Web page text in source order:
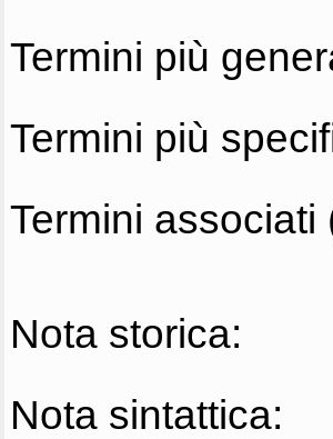
Termini più
Termini più
Termini associati
Nota storica:
Nota sintattica: